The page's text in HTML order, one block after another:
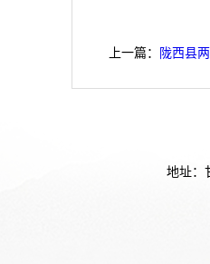
上一篇： 陇西县
地址：